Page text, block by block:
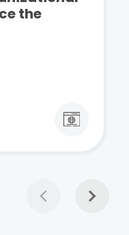
the